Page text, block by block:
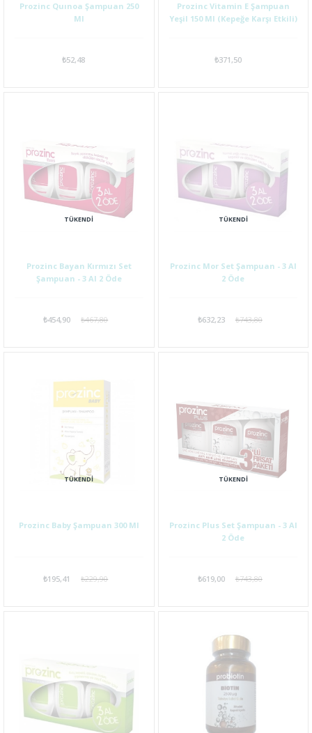
Prozinc Quınoa Şampuan 250
Ml
₺52,48
Prozinc Vitamin E Şampuan
Yeşil 150 Ml (Kepeğe Karşı Etkili)
₺371,50
TÜKENDI
Prozinc Bayan Kırmızı Set
Şampuan - 3 Al 2 Öde
₺454,90 ₺467,80
TÜKENDI
Prozinc Mor Set Şampuan - 3 Al
2 Öde
₺632,23 ₺743,80
TÜKENDI
Prozinc Baby Şampuan 300 Ml
₺195,41 ₺229,90
TÜKENDI
Prozinc Plus Set Şampuan - 3 Al
2 Öde
₺619,00 ₺743,80